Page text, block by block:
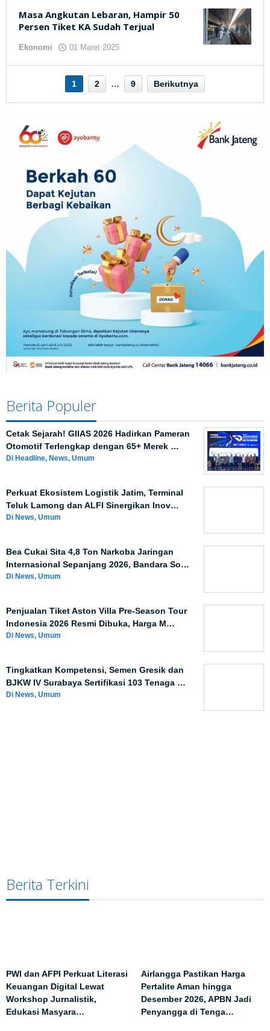
Masa Angkutan Lebaran, Hampir 50
Persen Tiket KA Sudah Terjual
Ekonomi 01 Maret 2025
1 2 … 9 Berikutnya
Berita Populer
Cetak Sejarah! GIIAS 2026 Hadirkan Pameran
Otomotif Terlengkap dengan 65+ Merek …
Di Headline, News, Umum
Perkuat Ekosistem Logistik Jatim, Terminal
Teluk Lamong dan ALFI Sinergikan Inov…
Di News, Umum
Bea Cukai Sita 4,8 Ton Narkoba Jaringan
Internasional Sepanjang 2026, Bandara So…
Di News, Umum
Penjualan Tiket Aston Villa Pre-Season Tour
Indonesia 2026 Resmi Dibuka, Harga M…
Di News, Umum
Tingkatkan Kompetensi, Semen Gresik dan
BJKW IV Surabaya Sertifikasi 103 Tenaga …
Di News, Umum
Berita Terkini
PWI dan AFPI Perkuat Literasi
Keuangan Digital Lewat
Workshop Jurnalistik,
Edukasi Masyara…
Airlangga Pastikan Harga
Pertalite Aman hingga
Desember 2026, APBN Jadi
Penyangga di Tenga…